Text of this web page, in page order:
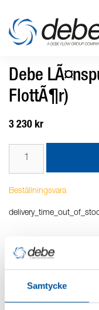
Samtycke
Debe
FlottÃ¶r)
3 230 kr
Beställningsvara
Kurvor